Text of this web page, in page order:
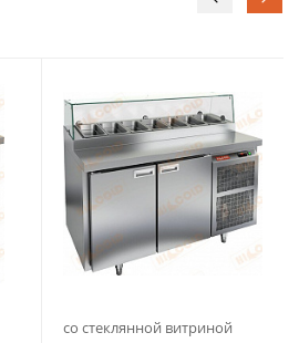
со стеклянной витриной